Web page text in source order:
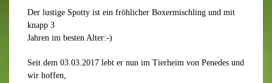
Der lustige Spotty ist ein fröhlicher Boxermischling und mit
knapp 3
Jahren im besten Alter:-)
Seit dem 03.03.2017 lebt er nun im Tierheim von Penedes und
wir hoffen,